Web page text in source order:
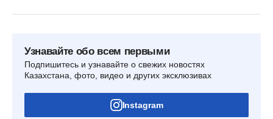
Узнавайте обо всем первыми
Подпишитесь и узнавайте о свежих новостях
Казахстана, фото, видео и других эксклюзивах
Instagram